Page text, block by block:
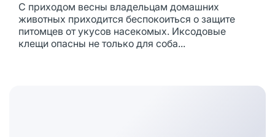
С приходом весны владельцам домашних
животных приходится беспокоиться о защите
питомцев от укусов насекомых. Иксодовые
клещи опасны не только для соба...